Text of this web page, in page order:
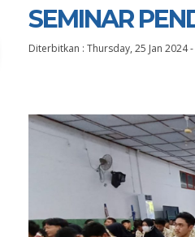
SEMINAR
Diterbitkan : Thursday, 25 Jan 2024-